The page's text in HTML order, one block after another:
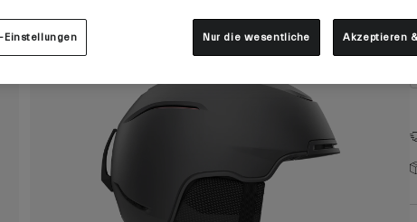
Einstellungen Nur die wesentliche Akzeptieren